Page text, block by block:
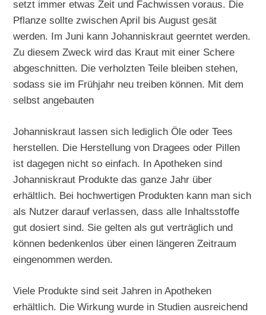
setzt immer etwas Zeit und Fachwissen voraus. Die
Pflanze sollte zwischen April bis August gesät
werden. Im Juni kann Johanniskraut geerntet werden.
Zu diesem Zweck wird das Kraut mit einer Schere
abgeschnitten. Die verholzten Teile bleiben stehen,
sodass sie im Frühjahr neu treiben können. Mit dem
selbst angebauten
Johanniskraut lassen sich lediglich Öle oder Tees
herstellen. Die Herstellung von Dragees oder Pillen
ist dagegen nicht so einfach. In Apotheken sind
Johanniskraut Produkte das ganze Jahr über
erhältlich. Bei hochwertigen Produkten kann man sich
als Nutzer darauf verlassen, dass alle Inhaltsstoffe
gut dosiert sind. Sie gelten als gut verträglich und
können bedenkenlos über einen längeren Zeitraum
eingenommen werden.
Viele Produkte sind seit Jahren in Apotheken
erhältlich. Die Wirkung wurde in Studien ausreichend